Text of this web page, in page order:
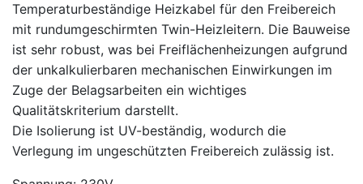
Temperaturbeständige Heizkabel für den Freibereich
mit rundumgeschirmten Twin-Heizleitern. Die Bauweise
ist sehr robust, was bei Freiflächenheizungen aufgrund
der unkalkulierbaren mechanischen Einwirkungen im
Zuge der Belagsarbeiten ein wichtiges
Qualitätskriterium darstellt.
Die Isolierung ist UV-beständig, wodurch die
Verlegung im ungeschützten Freibereich zulässig ist.